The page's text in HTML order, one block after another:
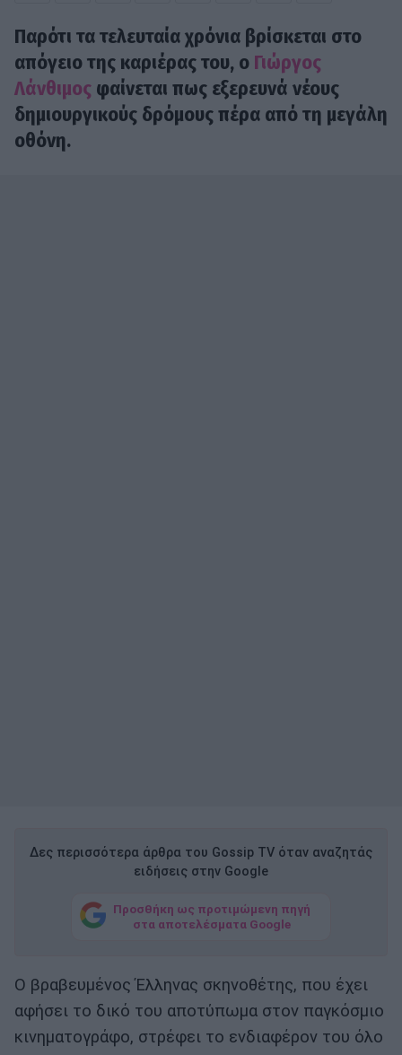
Παρότι τα τελευταία χρόνια βρίσκεται στο
απόγειο της καριέρας του, ο Γιώργος
Λάνθιμος φαίνεται πως εξερευνά νέους
δημιουργικούς δρόμους πέρα από τη μεγάλη
οθόνη.
Δες περισσότερα άρθρα του Gossip TV όταν αναζητάς
ειδήσεις στην Google
Προσθήκη ως προτιμώμενη πηγή
στα αποτελέσματα Google
Ο βραβευμένος Έλληνας σκηνοθέτης, που έχει
αφήσει το δικό του αποτύπωμα στον παγκόσμιο
κινηματογράφο, στρέφει το ενδιαφέρον του όλο